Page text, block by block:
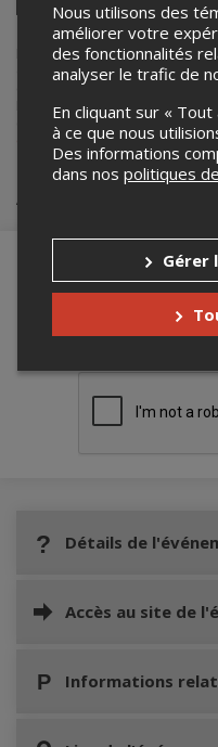
Facebook LinkedinPinterestEnvoyer
par
courriel
Lepointdevente.com agit à
dans le cadre de l’affichage
événements.
Pour plus d’information à
contacter l’organisateur de
ecrire@clubdimpro.com.
Achat de billets
Merci de
Détails de
Accès au site de
Informations
Nous utilisons des
améliorer votre
des fonctionnalités
analyser le trafic de
En cliquant sur «
à ce que nous
Des informations
dans nos politiques
Gérer